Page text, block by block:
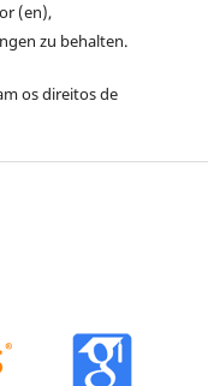
(en),
zu behalten.
os direitos de